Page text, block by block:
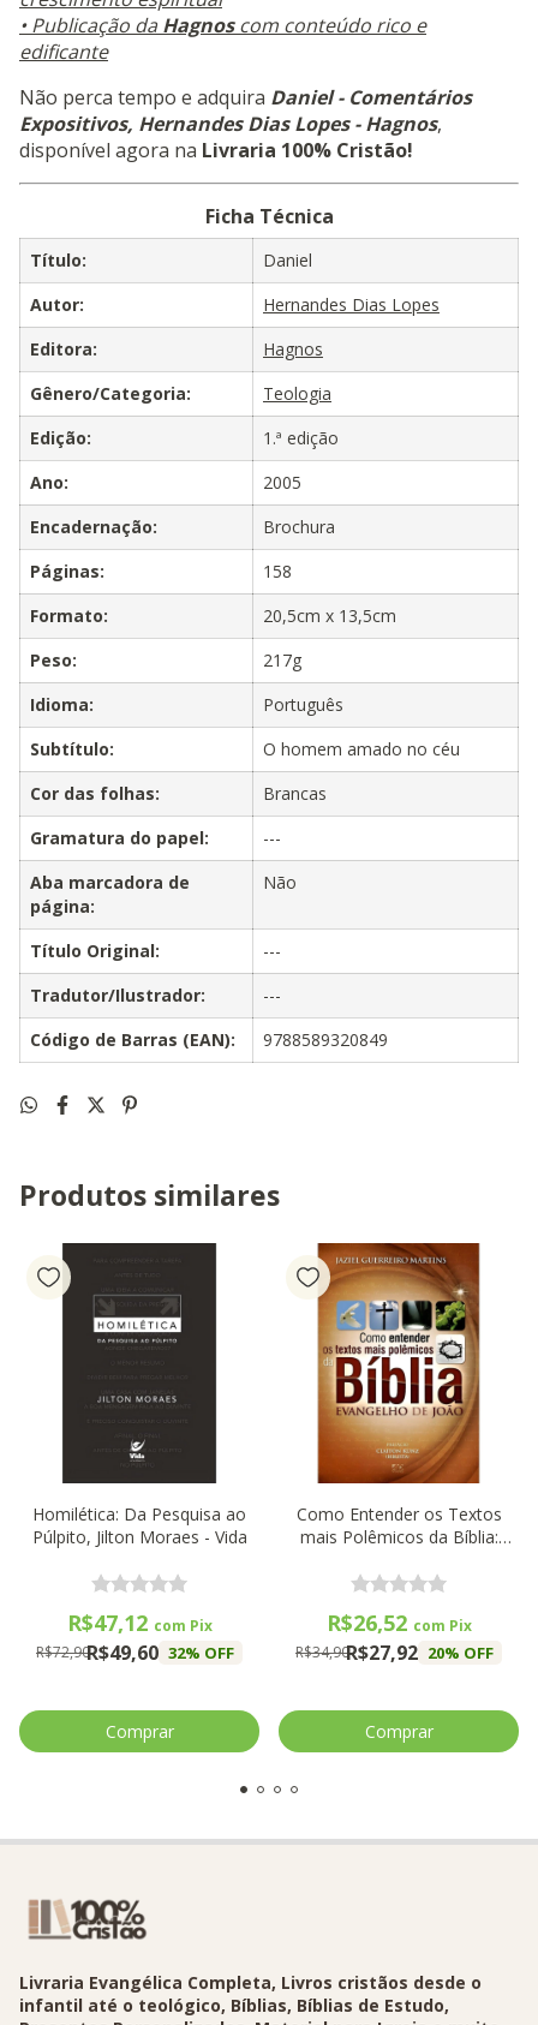
• Publicação da Hagnoscom conteúdo rico e
edificante
Não perca tempo e adquira Daniel - Comentários
Expositivos, Hernandes Dias Lopes - Hagnos,
disponível agora na Livraria 100% Cristão!
Ficha Técnica
Título:
Daniel
Autor:
Hernandes Dias Lopes
Editora:
Hagnos
Gênero/Categoria:
Teologia
Edição:
1.ª edição
Ano:
2005
Encadernação:
Brochura
Páginas:
158
Formato:
20,5cm x 13,5cm
Peso:
217g
Idioma:
Português
Subtítulo:
O homem amado no céu
Cor das folhas:
Brancas
Gramatura do papel:
---
Aba marcadora de
página:
Não
Título Original:
---
Tradutor/Ilustrador:
---
Código de Barras (EAN):
9788589320849
Produtos similares
Homilética: Da Pesquisa ao
Púlpito, Jilton Moraes - Vida
R$49,60
R$72,90 32% OFF
R$47,12 com Pix
Como Entender os Textos
mais Polêmicos da Bíblia:
Guerreiro Martins - AD Santos
R$27,92
R$34,90 20% OFF
R$26,52 com Pix
Livraria Evangélica Completa, Livros cristãos desde o
infantil até o teológico, Bíblias, Bíblias de Estudo,